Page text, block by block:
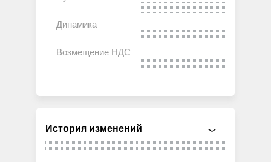
История изменений